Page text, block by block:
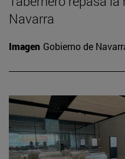
Navarra
Imagen Gobierno de